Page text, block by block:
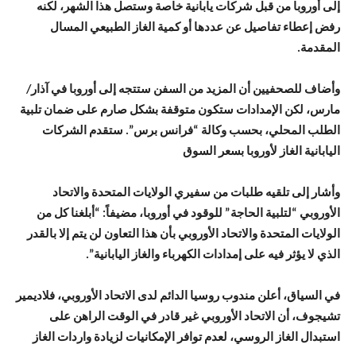
إلى أوروبا من قبل شركات يابانية خاصة وستصل هذا الشهر، لكنه
رفض إعطاء تفاصيل عن عددها أو كمية الغاز الطبيعي المسال
المقدمة.
وأضاف للصحفيين أن المزيد من السفن ستتجه إلى أوروبا في آذار/
مارس، لكن الإمدادات ستكون متوقفة بشكل صارم على ضمان تلبية
الطلب المحلي، بحسب وكالة “فرانس برس”. ستقدم الشركات
اليابانية الغاز لأوروبا بسعر السوق
وأشار إلى تلقيه طلبات من سفيري الولايات المتحدة والاتحاد
الأوروبي “لتلبية الحاجة” للوقود في أوروبا، مضيفاً: “أبلغنا كل من
الولايات المتحدة والاتحاد الأوروبي بأن هذا التعاون لن يتم إلا بالقدر
الذي لا يؤثر فيه على إمدادات الكهرباء والغاز اليابانية”.
في السياق، أعلن مندوب روسيا الدائم لدى الاتحاد الأوروبي، فلاديمير
تشيجوف، أن الاتحاد الأوروبي غير قادر في الوقت الراهن على
استبدال الغاز الروسي، لعدم توافر الإمكانيات لزيادة واردات الغاز